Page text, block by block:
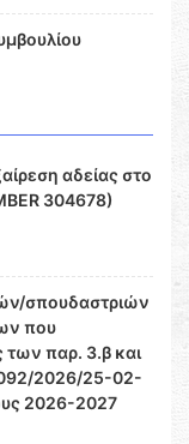
αδείας στο
304678)
σπουδαστριών
που
των παρ. 3.β και
2026/25-02-
2026-2027